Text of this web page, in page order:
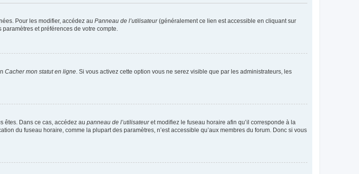
Pour les modifier, accédez au Panneau de l’utilisateur(généralement ce lien est accessible en cliquant sur
et préférences de votre compte.
Cacher mon statut en ligne. Si vous activez cette option vous ne serez visible que par les administrateurs, les
êtes. Dans ce cas, accédez au panneau de l’utilisateuret modifiez le fuseau horaire afin qu’il corresponde à la
du fuseau horaire, comme la plupart des paramètres, n’est accessible qu’aux membres du forum. Donc si vous